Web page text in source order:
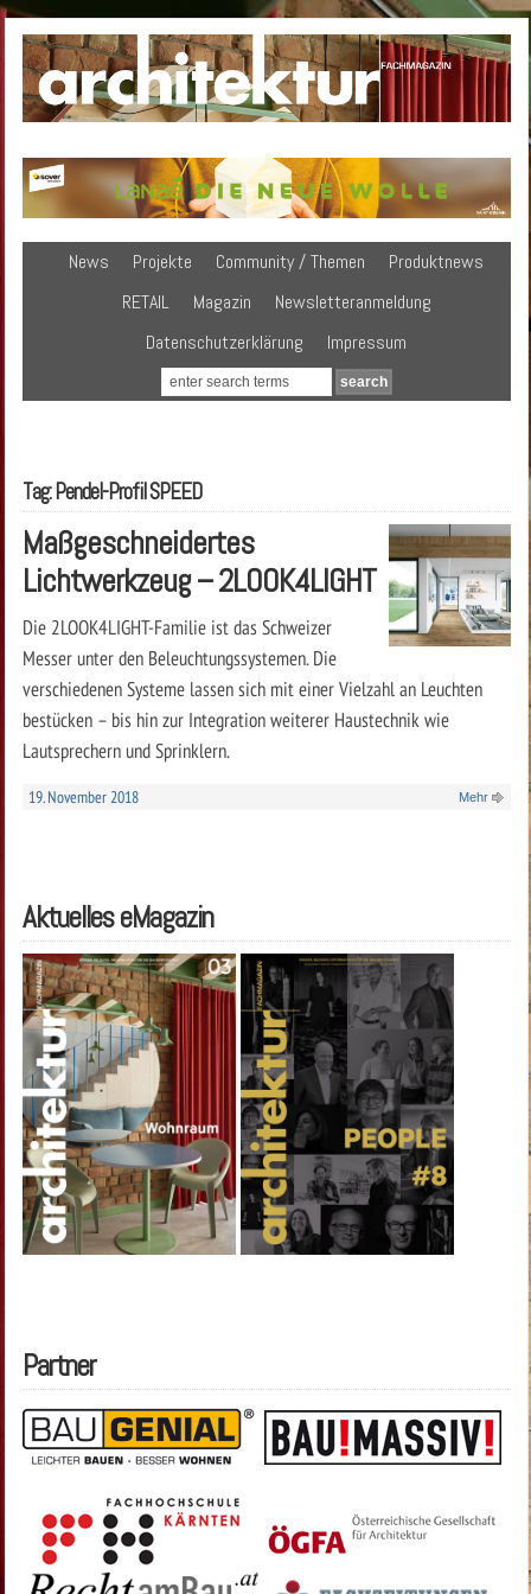
News Projekte Community / Themen
Produktnews
RETAIL
Magazin
Newsletteranmeldung
Datenschutzerklärung
Impressum
Tag: Pendel-Profil SPEED
Maßgeschneidertes
Lichtwerkzeug – 2LOOK4LIGHT
Die 2LOOK4LIGHT-Familie ist das Schweizer
Messer unter den Beleuchtungssystemen. Die
verschiedenen Systeme lassen sich mit einer Vielzahl an Leuchten
bestücken – bis hin zur Integration weiterer Haustechnik wie
Lautsprechern und Sprinklern.
19. November 2018 Mehr
Aktuelles eMagazin
Partner